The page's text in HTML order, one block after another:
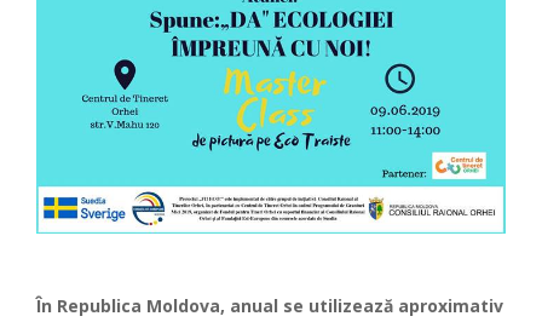
În Republica Moldova, anual se utilizează aproximativ